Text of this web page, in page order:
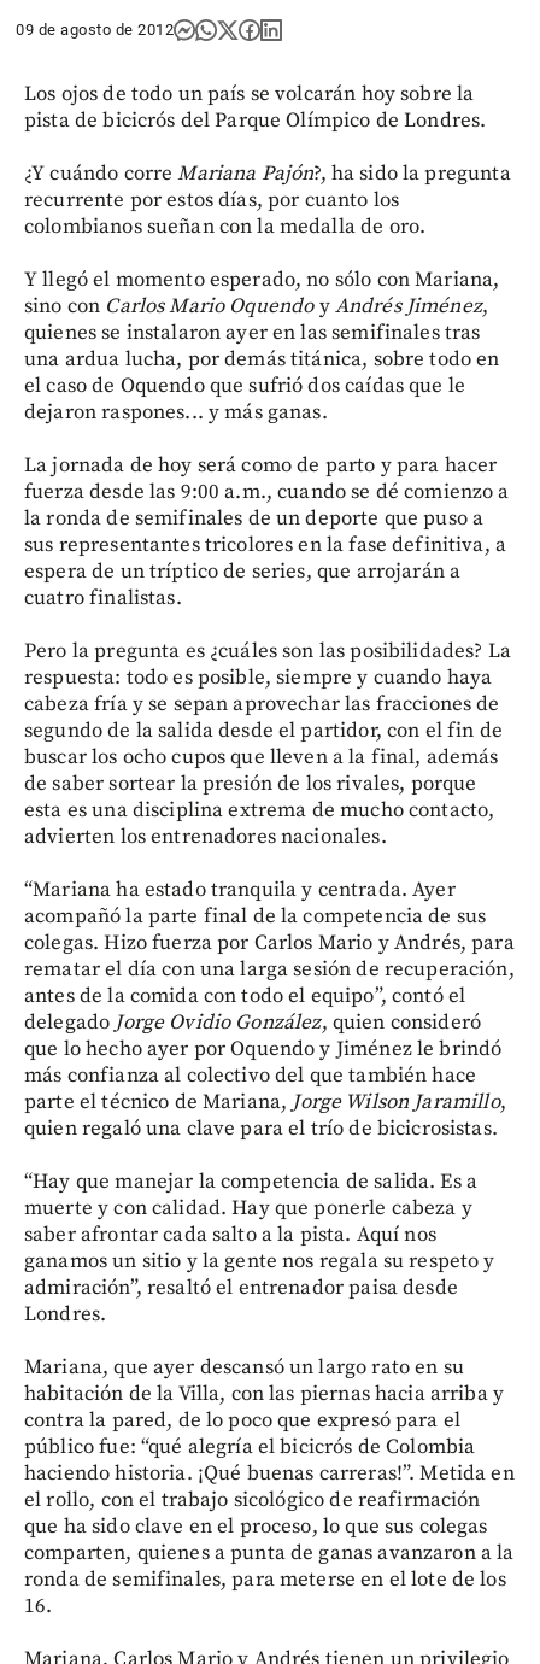
09 de agosto de 2012
Los ojos de todo un país se volcarán hoy sobre la
pista de bicicrós del Parque Olímpico de Londres.
¿Y cuándo correMariana Pajón?, ha sido la pregunta
recurrente por estos días, por cuanto los
colombianos sueñan con la medalla de oro.
Y llegó el momento esperado, no sólo con Mariana,
sino con Carlos Mario OquendoyAndrés Jiménez,
quienes se instalaron ayer en las semifinales tras
una ardua lucha, por demás titánica, sobre todo en
el caso de Oquendo que sufrió dos caídas que le
dejaron raspones... y más ganas.
La jornada de hoy será como de parto y para hacer
fuerza desde las 9:00 a.m., cuando se dé comienzo a
la ronda de semifinales de un deporte que puso a
sus representantes tricolores en la fase definitiva, a
espera de un tríptico de series, que arrojarán a
cuatro finalistas.
Pero la pregunta es ¿cuáles son las posibilidades? La
respuesta: todo es posible, siempre y cuando haya
cabeza fría y se sepan aprovechar las fracciones de
segundo de la salida desde el partidor, con el fin de
buscar los ocho cupos que lleven a la final, además
de saber sortear la presión de los rivales, porque
esta es una disciplina extrema de mucho contacto,
advierten los entrenadores nacionales.
“Mariana ha estado tranquila y centrada. Ayer
acompañó la parte final de la competencia de sus
colegas. Hizo fuerza por Carlos Mario y Andrés, para
rematar el día con una larga sesión de recuperación,
antes de la comida con todo el equipo”, contó el
delegado Jorge Ovidio González, quien consideró
que lo hecho ayer por Oquendo y Jiménez le brindó
más confianza al colectivo del que también hace
parte el técnico de Mariana, Jorge Wilson Jaramillo,
quien regaló una clave para el trío de bicicrosistas.
“Hay que manejar la competencia de salida. Es a
muerte y con calidad. Hay que ponerle cabeza y
saber afrontar cada salto a la pista. Aquí nos
ganamos un sitio y la gente nos regala su respeto y
admiración”, resaltó el entrenador paisa desde
Londres.
Mariana, que ayer descansó un largo rato en su
habitación de la Villa, con las piernas hacia arriba y
contra la pared, de lo poco que expresó para el
público fue: “qué alegría el bicicrós de Colombia
haciendo historia. ¡Qué buenas carreras!”. Metida en
el rollo, con el trabajo sicológico de reafirmación
que ha sido clave en el proceso, lo que sus colegas
comparten, quienes a punta de ganas avanzaron a la
ronda de semifinales, para meterse en el lote de los
16.
Mariana, Carlos Mario y Andrés tienen un privilegio